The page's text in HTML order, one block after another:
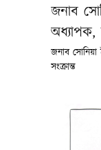
জনাব
অধ্যাপক,
জনাব
সংক্রান্ত